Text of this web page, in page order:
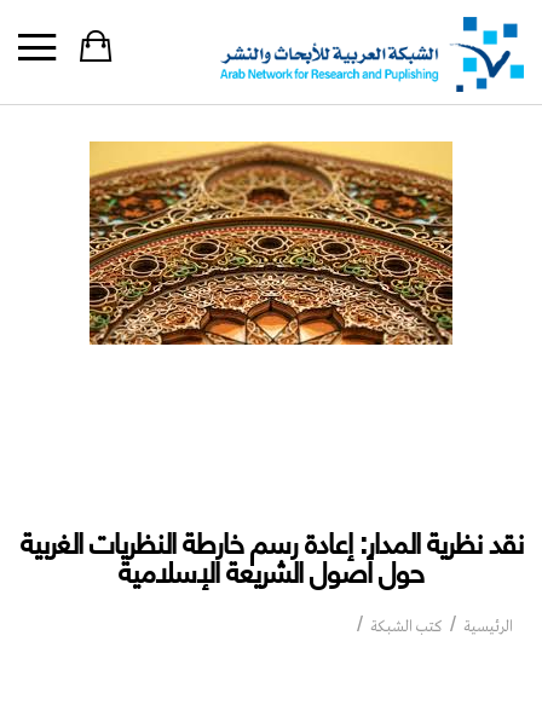
نقد نظرية المدار: إعادة رسم خارطة النظريات الغربية
حول أصول الشريعة الإسلامية‎
الرئيسية كتب الشبكة